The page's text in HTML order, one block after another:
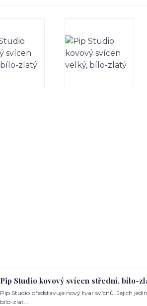
Pip Studio kovový svícen střední, bílo-
Pip Studio představuje nový tvar svícnů. Jejich
bílo-zlat...